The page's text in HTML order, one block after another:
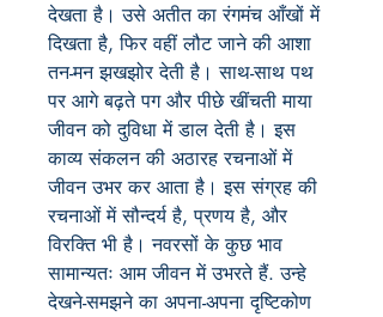
देखता है। उसे अतीत का रंगमंच आँखों में
दिखता है, फिर वहीं लौट जाने की आशा
तन-मन झखझोर देती है। साथ-साथ पथ
पर आगे बढ़ते पग और पीछे खींचती माया
जीवन को दुविधा में डाल देती है। इस
काव्य संकलन की अठारह रचनाओं में
जीवन उभर कर आता है। इस संग्रह की
रचनाओं में सौन्दर्य है, प्रणय है, और
विरक्ति भी है। नवरसों के कुछ भाव
सामान्यतः आम जीवन में उभरते हैं. उन्हे
देखने-समझने का अपना-अपना दृष्टिकोण